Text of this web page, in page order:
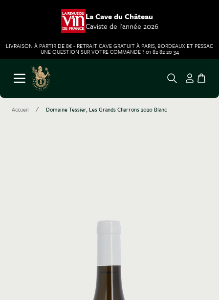
La Cave du Château
Caviste de l'année 2026
LIVRAISON À PARTIR DE 8€ - RETRAIT CAVE GRATUIT À PARIS, BORDEAUX ET PESSAC
UNE QUESTION SUR VOTRE COMMANDE ? 01 82 82 20 34
Aller au contenu
Ouvrir le menu
Accueil / Domaine Tessier, Les Grands Charrons 2020 Blanc